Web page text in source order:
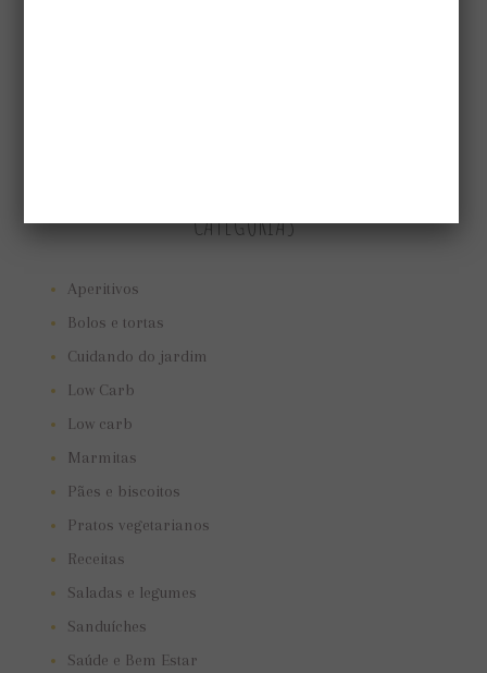
CATEGORIAS
Aperitivos
Bolos e tortas
Cuidando do jardim
Low Carb
Low carb
Marmitas
Pães e biscoitos
Pratos vegetarianos
Receitas
Saladas e legumes
Sanduíches
Saúde e Bem Estar